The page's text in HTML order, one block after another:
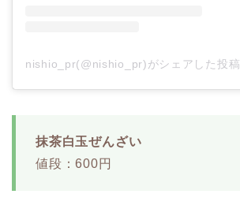
nishio_pr(@nishio_pr)がシェアした投稿
抹茶白玉ぜんざい
値段：600円